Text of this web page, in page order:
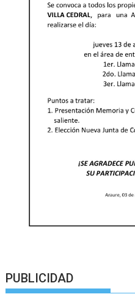
PUBLICIDAD